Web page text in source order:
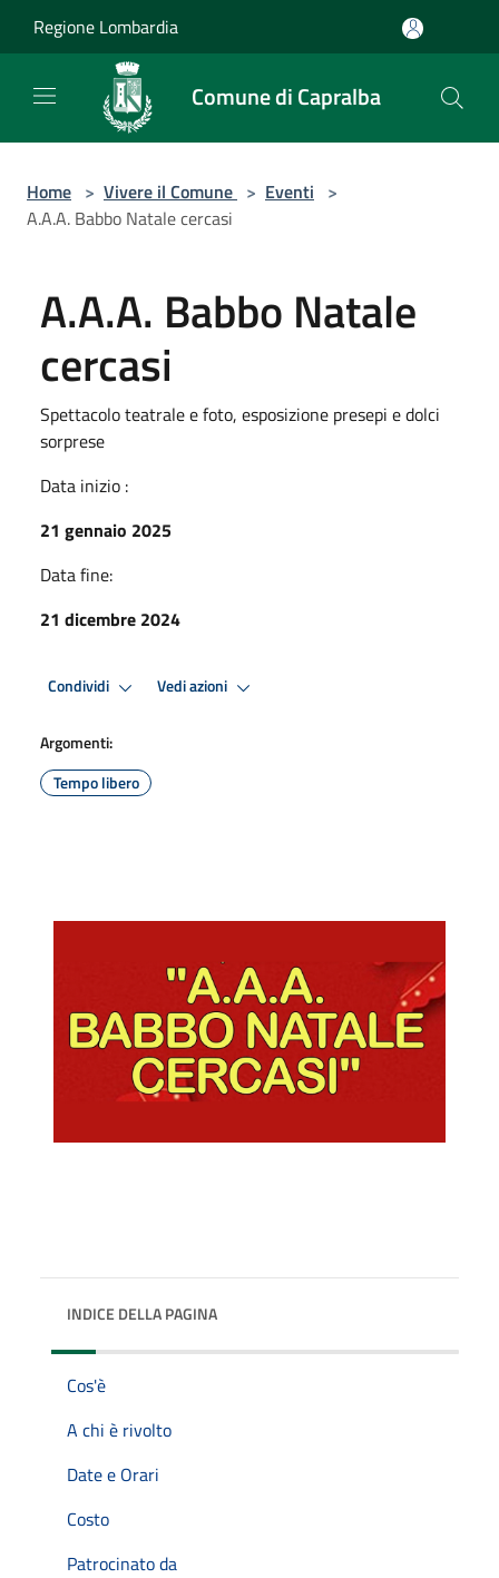
Regione Lombardia
Comune di Capralba
Home > Vivere il Comune > Eventi >
A.A.A. Babbo Natale cercasi
A.A.A. Babbo Natale
cercasi
Spettacolo teatrale e foto, esposizione presepi e dolci
sorprese
Data inizio :
21 gennaio 2025
Data fine:
21 dicembre 2024
Condividi Vedi azioni
Argomenti:
Tempo libero
INDICE DELLA PAGINA
Cos'è
A chi è rivolto
Date e Orari
Costo
Patrocinato da